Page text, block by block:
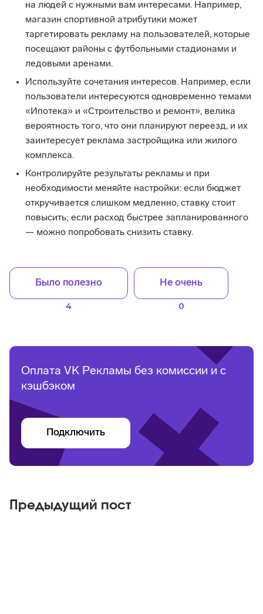
на людей с нужными вам интересами. Например,
магазин спортивной атрибутики может
таргетировать рекламу на пользователей, которые
посещают районы с футбольными стадионами и
ледовыми аренами.
Используйте сочетания интересов. Например, если
пользователи интересуются одновременно темами
«Ипотека» и «Строительство и ремонт», велика
вероятность того, что они планируют переезд, и их
заинтересует реклама застройщика или жилого
комплекса.
Контролируйте результаты рекламы и при
необходимости меняйте настройки: если бюджет
откручивается слишком медленно, ставку стоит
повысить; если расход быстрее запланированного
— можно попробовать снизить ставку.
Было полезно
4
Не очень
0
Оплата VK Рекламы без комиссии и с
кэшбэком
Подключить
Предыдущий пост